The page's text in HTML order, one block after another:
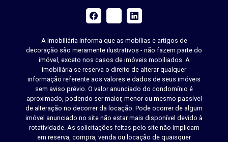
A Imobiliária informa que as mobílias e artigos de
decoração são meramente ilustrativos - não fazem parte do
imóvel, exceto nos casos de imóveis mobiliados. A
imobiliária se reserva o direito de alterar qualquer
informação referente aos valores e dados de seus imóveis
sem aviso prévio. O valor anunciado do condomínio é
aproximado, podendo ser maior, menor ou mesmo passível
de alteração no decorrer da locação. Pode ocorrer de algum
imóvel anunciado no site não estar mais disponível devido à
rotatividade. As solicitações feitas pelo site não implicam
em reserva, compra, venda ou locação de quaisquer